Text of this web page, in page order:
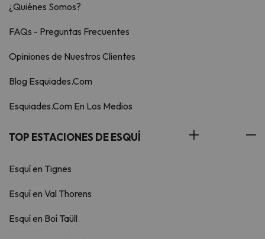
¿Quiénes Somos?
FAQs - Preguntas Frecuentes
Opiniones de Nuestros Clientes
Blog Esquiades.Com
Esquiades.Com En Los Medios
TOP ESTACIONES DE ESQUÍ
Esquí en Tignes
Esquí en Val Thorens
Esquí en Boí Taüll